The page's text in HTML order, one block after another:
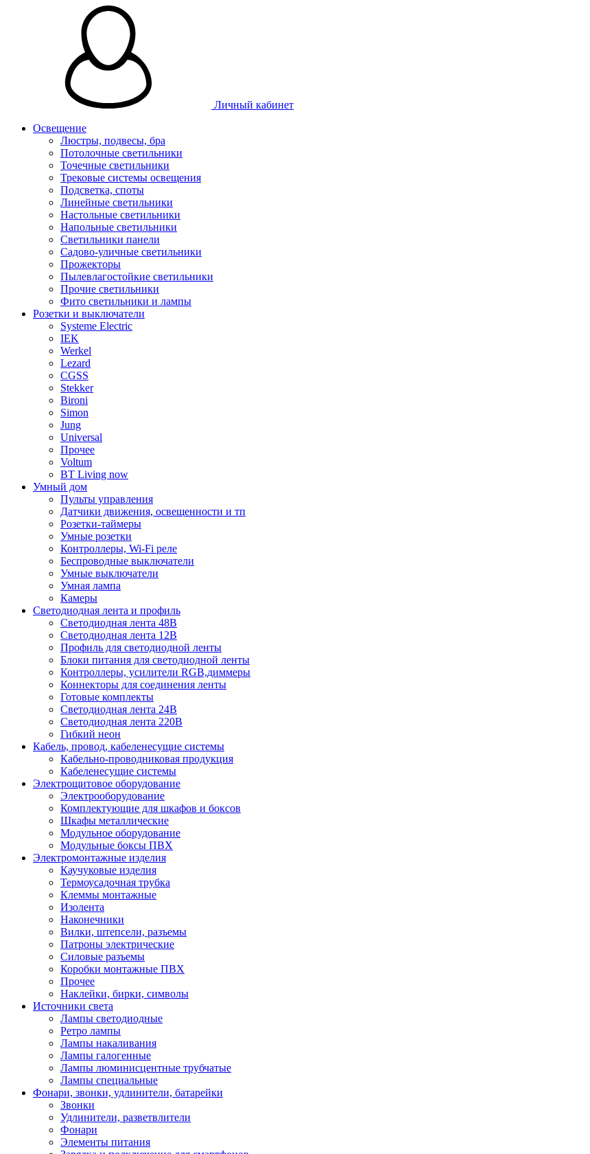
Личный кабинет
Освещение
Люстры, подвесы, бра
Потолочные светильники
Точечные светильники
Трековые системы освещения
Подсветка, споты
Линейные светильники
Настольные светильники
Напольные светильники
Светильники панели
Садово-уличные светильники
Прожекторы
Пылевлагостойкие светильники
Прочие светильники
Фито светильники и лампы
Розетки и выключатели
Systeme Electric
IEK
Werkel
Lezard
CGSS
Stekker
Bironi
Simon
Jung
Universal
Прочее
Voltum
BT Living now
Умный дом
Пульты управления
Датчики движения, освещенности и тп
Розетки-таймеры
Умные розетки
Контроллеры, Wi-Fi реле
Беспроводные выключатели
Умные выключатели
Умная лампа
Камеры
Светодиодная лента и профиль
Светодиодная лента 48В
Светодиодная лента 12В
Профиль для светодиодной ленты
Блоки питания для светодиодной ленты
Контроллеры, усилители RGB,диммеры
Коннекторы для соединения ленты
Готовые комплекты
Светодиодная лента 24В
Светодиодная лента 220В
Гибкий неон
Кабель, провод, кабеленесущие системы
Кабельно-проводниковая продукция
Кабеленесущие системы
Электрощитовое оборудование
Электрооборудование
Комплектующие для шкафов и боксов
Шкафы металлические
Модульное оборудование
Модульные боксы ПВХ
Электромонтажные изделия
Каучуковые изделия
Термоусадочная трубка
Клеммы монтажные
Изолента
Наконечники
Вилки, штепсели, разъемы
Патроны электрические
Силовые разъемы
Коробки монтажные ПВХ
Прочее
Наклейки, бирки, символы
Источники света
Лампы светодиодные
Ретро лампы
Лампы накаливания
Лампы галогенные
Лампы люминисцентные трубчатые
Лампы специальные
Фонари, звонки, удлинители, батарейки
Звонки
Удлинители, разветвлители
Фонари
Элементы питания